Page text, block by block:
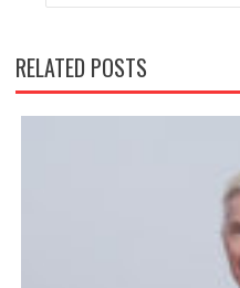
RELATED POSTS